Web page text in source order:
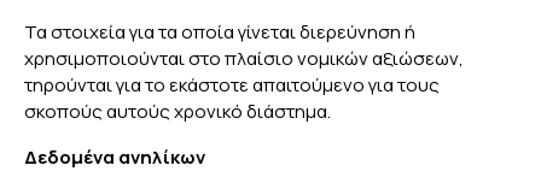
Τα στοιχεία για τα οποία γίνεται διερεύνηση ή
χρησιμοποιούνται στο πλαίσιο νομικών αξιώσεων,
τηρούνται για το εκάστοτε απαιτούμενο για τους
σκοπούς αυτούς χρονικό διάστημα.
Δεδομένα ανηλίκων